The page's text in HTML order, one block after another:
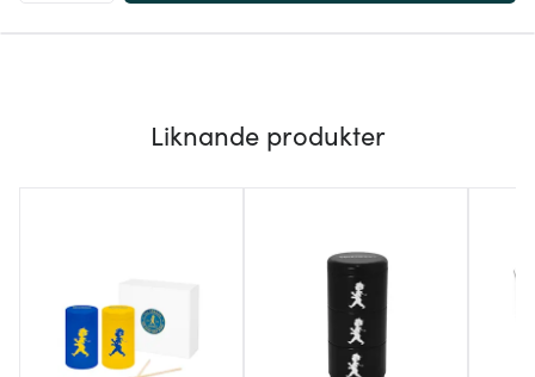
Liknande produkter